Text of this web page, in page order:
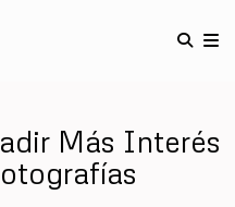
Más Interés